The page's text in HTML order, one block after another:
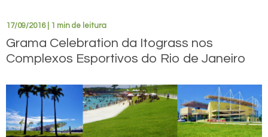
17/09/2016 | 1 min de leitura
Grama Celebration da Itograss nos
Complexos Esportivos do Rio de Janeiro